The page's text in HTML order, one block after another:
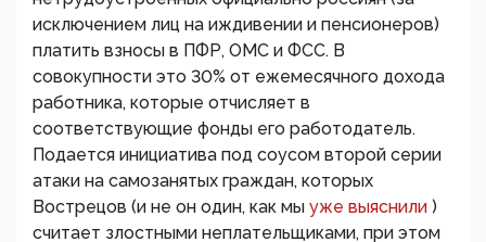
исключением лиц на иждивении и пенсионеров)
платить взносы в ПФР, ОМС и ФСС. В
совокупности это 30% от ежемесячного дохода
работника, которые отчисляет в
соответствующие фонды его работодатель.
Подается инициатива под соусом второй серии
атаки на самозанятых граждан, которых
Вострецов (и не он один, как мы уже выяснили )
считает злостными неплательщиками, при этом